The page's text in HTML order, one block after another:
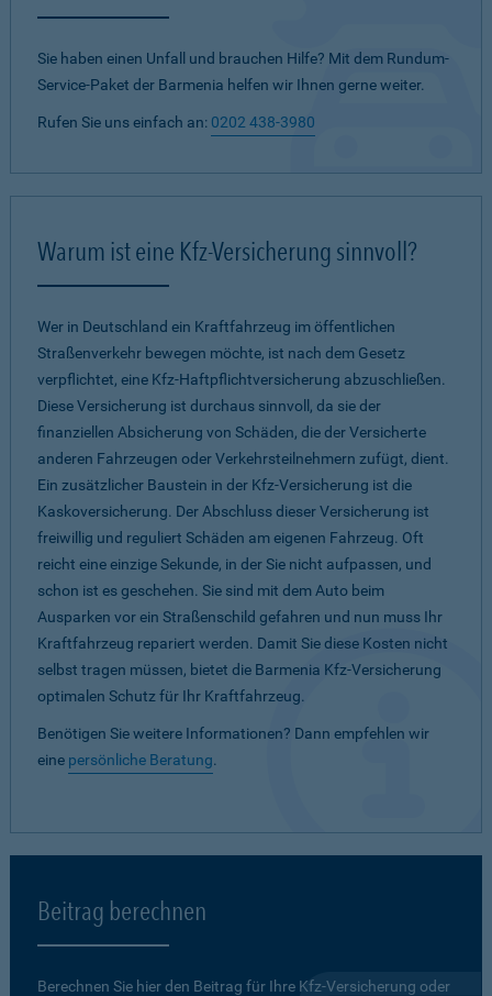
Sie haben einen Unfall und brauchen Hilfe? Mit dem Rundum-
Service-Paket der Barmenia helfen wir Ihnen gerne weiter.
Rufen Sie uns einfach an: 0202 438-3980
Warum ist eine Kfz-Versicherung sinnvoll?
Wer in Deutschland ein Kraftfahrzeug im öffentlichen
Straßenverkehr bewegen möchte, ist nach dem Gesetz
verpflichtet, eine Kfz-Haftpflichtversicherung abzuschließen.
Diese Versicherung ist durchaus sinnvoll, da sie der
finanziellen Absicherung von Schäden, die der Versicherte
anderen Fahrzeugen oder Verkehrsteilnehmern zufügt, dient.
Ein zusätzlicher Baustein in der Kfz-Versicherung ist die
Kaskoversicherung. Der Abschluss dieser Versicherung ist
freiwillig und reguliert Schäden am eigenen Fahrzeug. Oft
reicht eine einzige Sekunde, in der Sie nicht aufpassen, und
schon ist es geschehen. Sie sind mit dem Auto beim
Ausparken vor ein Straßenschild gefahren und nun muss Ihr
Kraftfahrzeug repariert werden. Damit Sie diese Kosten nicht
selbst tragen müssen, bietet die Barmenia Kfz-Versicherung
optimalen Schutz für Ihr Kraftfahrzeug.
Benötigen Sie weitere Informationen? Dann empfehlen wir
eine persönliche Beratung.
Beitrag berechnen
Berechnen Sie hier den Beitrag für Ihre Kfz-Versicherung oder